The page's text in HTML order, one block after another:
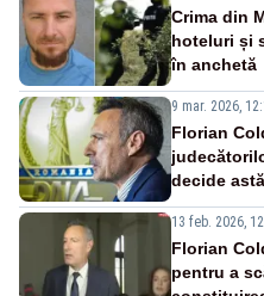
Crima din
hoteluri și
în anchetă
9 mar. 2026,
Florian
decide
13 feb. 2026,
Florian
pentru a